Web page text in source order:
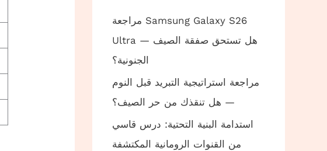
مراجعة Samsung Galaxy S26
Ultra — هل تستحق صفقة الصيف
الجنونية؟
مراجعة استراتيجية التبريد قبل النوم
— هل تنقذك من حر الصيف؟
استدامة البنية التحتية: درس قاسي
من القنوات الرومانية المكتشفة